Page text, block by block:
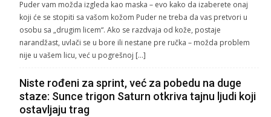
Puder vam možda izgleda kao maska – evo kako da izaberete onaj
koji će se stopiti sa vašom kožom Puder ne treba da vas pretvori u
osobu sa „drugim licem“. Ako se razdvaja od kože, postaje
narandžast, uvlači se u bore ili nestane pre ručka – možda problem
nije u vašem licu, već u pogrešnoj […]
Niste rođeni za sprint, već za pobedu na duge
staze: Sunce trigon Saturn otkriva tajnu ljudi koji
ostavljaju trag